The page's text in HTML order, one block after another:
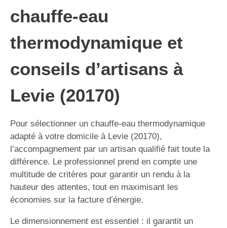
chauffe-eau
thermodynamique et
conseils d’artisans à
Levie (20170)
Pour sélectionner un chauffe-eau thermodynamique
adapté à votre domicile à Levie (20170),
l’accompagnement par un artisan qualifié fait toute la
différence. Le professionnel prend en compte une
multitude de critères pour garantir un rendu à la
hauteur des attentes, tout en maximisant les
économies sur la facture d’énergie.
Le dimensionnement est essentiel : il garantit un